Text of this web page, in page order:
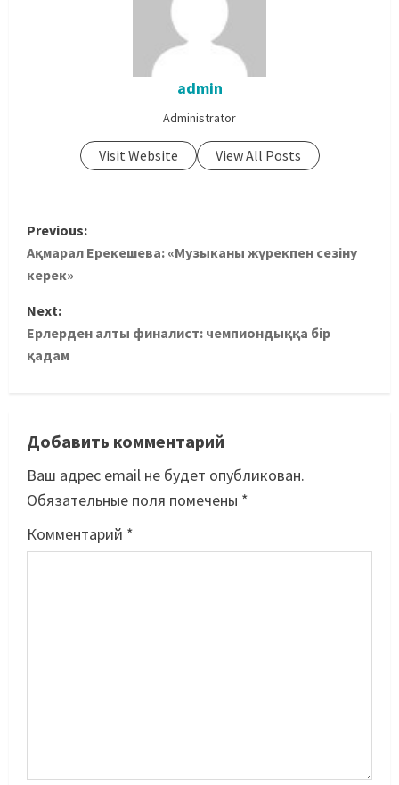
admin
Administrator
Visit Website View All Posts
Previous:
Ақмарал Ерекешева: «Музыканы жүрекпен сезіну
керек»
Next:
Ерлерден алты финалист: чемпиондыққа бір
қадам
Добавить комментарий
Ваш адрес email не будет опубликован.
Обязательные поля помечены *
Комментарий *